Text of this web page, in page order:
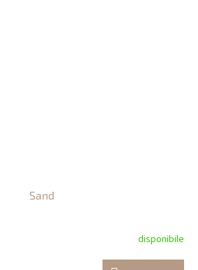
Sand
disponibile